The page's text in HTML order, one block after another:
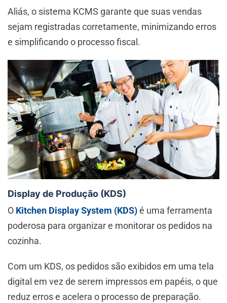
Aliás, o sistema KCMS garante que suas vendas
sejam registradas corretamente, minimizando erros
e simplificando o processo fiscal.
Display de Produção (KDS)
O Kitchen Display System (KDS)é uma ferramenta
poderosa para organizar e monitorar os pedidos na
cozinha.
Com um KDS, os pedidos são exibidos em uma tela
digital em vez de serem impressos em papéis, o que
reduz erros e acelera o processo de preparação.